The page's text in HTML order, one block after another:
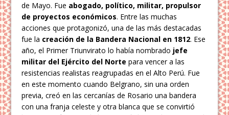
de Mayo. Fue abogado, político, militar, propulsor
de proyectos económicos. Entre las muchas
acciones que protagonizó, una de las más destacadas
fue la creación de la Bandera Nacional en 1812. Ese
año, el Primer Triunvirato lo había nombrado jefe
militar del Ejército del Norte para vencer a las
resistencias realistas reagrupadas en el Alto Perú. Fue
en este momento cuando Belgrano, sin una orden
previa, creó en las cercanías de Rosario una bandera
con una franja celeste y otra blanca que se convirtió